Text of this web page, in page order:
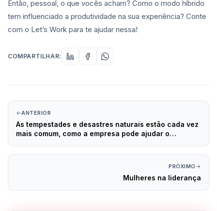
Então, pessoal, o que vocês acham? Como o modo híbrido
tem influenciado a produtividade na sua experiência? Conte
com o Let’s Work para te ajudar nessa!
COMPARTILHAR:
ANTERIOR
As tempestades e desastres naturais estão cada vez
mais comum, como a empresa pode ajudar o
PRÓXIMO
Mulheres na liderança